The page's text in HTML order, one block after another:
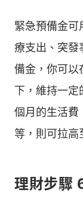
緊急預備金可
療支出、突發
備金，你可以
下，維持一定
個月的生活費
等，則可拉高
理財步驟